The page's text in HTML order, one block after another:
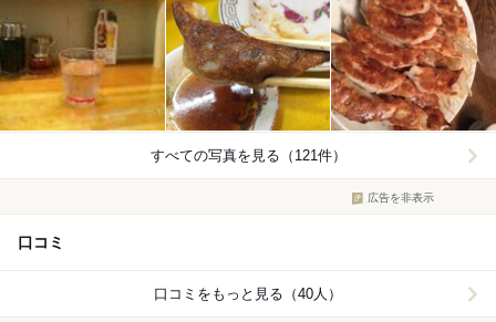
すべての写真を見る（121件）
広告を非表示
口コミ
口コミをもっと見る（40人）